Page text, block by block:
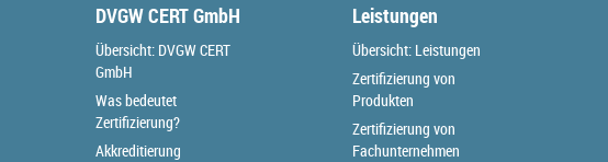
DVGW CERT GmbH
Übersicht: DVGW CERT
GmbH
Was bedeutet
Zertifizierung?
Akkreditierung
Leistungen
Übersicht: Leistungen
Zertifizierung von
Produkten
Zertifizierung von
Fachunternehmen